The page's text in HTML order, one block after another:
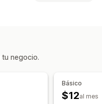
de producto
tu negocio.
Básico
$12al mes